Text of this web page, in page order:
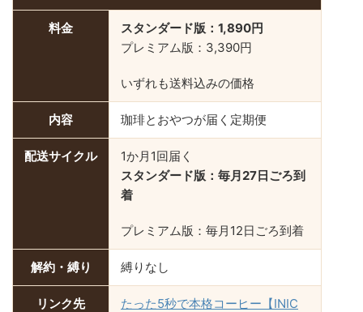
料金
スタンダード版：1,890円
プレミアム版：3,390円
いずれも送料込みの価格
内容 珈琲とおやつが届く定期便
配送サイクル
1か月1回届く
スタンダード版：毎月27日ごろ到
着
プレミアム版：毎月12日ごろ到着
解約・縛り 縛りなし
リンク先
たった5秒で本格コーヒー【INIC